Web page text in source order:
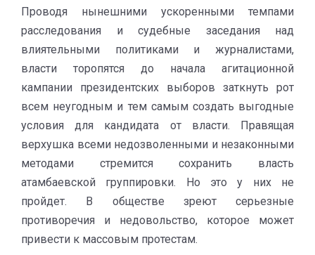
Проводя нынешними ускоренными темпами
расследования и судебные заседания над
влиятельными политиками и журналистами,
власти торопятся до начала агитационной
кампании президентских выборов заткнуть рот
всем неугодным и тем самым создать выгодные
условия для кандидата от власти. Правящая
верхушка всеми недозволенными и незаконными
методами стремится сохранить власть
атамбаевской группировки. Но это у них не
пройдет. В обществе зреют серьезные
противоречия и недовольство, которое может
привести к массовым протестам.